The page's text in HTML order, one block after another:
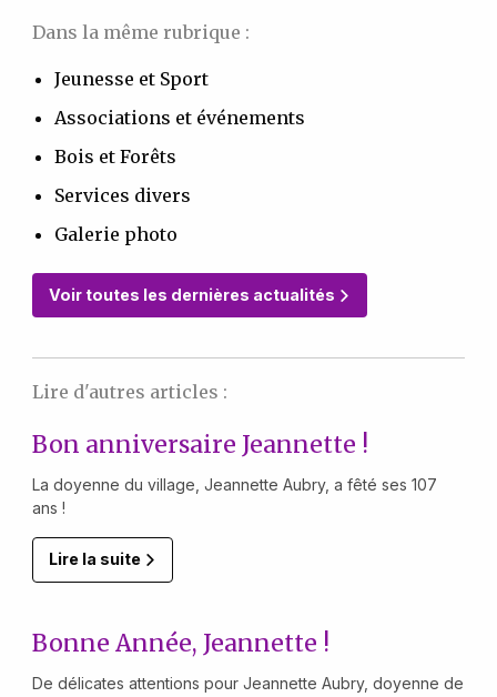
Dans la même rubrique :
Jeunesse et Sport
Associations et événements
Bois et Forêts
Services divers
Galerie photo
Voir toutes les dernières actualités
Lire d'autres articles :
Bon anniversaire Jeannette !
La doyenne du village, Jeannette Aubry, a fêté ses 107
ans !
Lire la suite
Bonne Année, Jeannette !
De délicates attentions pour Jeannette Aubry, doyenne de